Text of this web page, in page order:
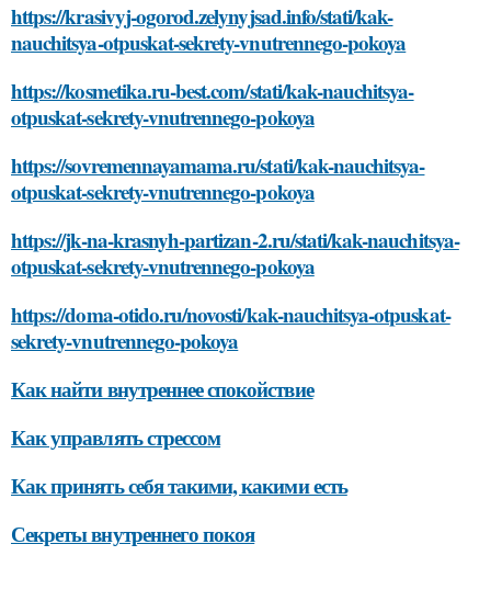
https://krasivyj-ogorod.zelynyjsad.info/stati/kak-
nauchitsya-otpuskat-sekrety-vnutrennego-pokoya
https://kosmetika.ru-best.com/stati/kak-nauchitsya-
otpuskat-sekrety-vnutrennego-pokoya
https://sovremennayamama.ru/stati/kak-nauchitsya-
otpuskat-sekrety-vnutrennego-pokoya
https://jk-na-krasnyh-partizan-2.ru/stati/kak-nauchitsya-
otpuskat-sekrety-vnutrennego-pokoya
https://doma-otido.ru/novosti/kak-nauchitsya-otpuskat-
sekrety-vnutrennego-pokoya
Как найти внутреннее спокойствие
Как управлять стрессом
Как принять себя такими, какими есть
Секреты внутреннего покоя